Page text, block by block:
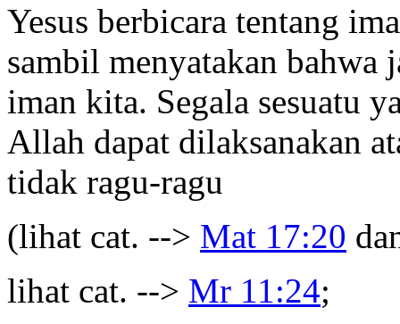
Yesus berbicara tentang
sambil menyatakan bahwa
iman kita. Segala sesuatu
Allah dapat dilaksanakan
tidak ragu-ragu
(lihat cat. --> Mat 17:20
lihat cat. --> Mr 11:24;